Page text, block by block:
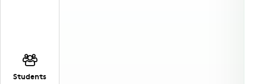
Students